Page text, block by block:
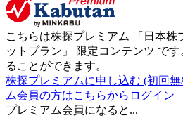
こちらは株探プレミアム 「 日本株
ットプラン 」 限定コンテンツ です
ることができます。
株探プレミアムに申し込む (初回
ム会員の方はこちらからログイン
プレミアム会員になると...